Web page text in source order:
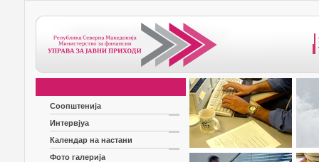
Соопштенија
Интервјуа
Календар на настани
Фото галерија